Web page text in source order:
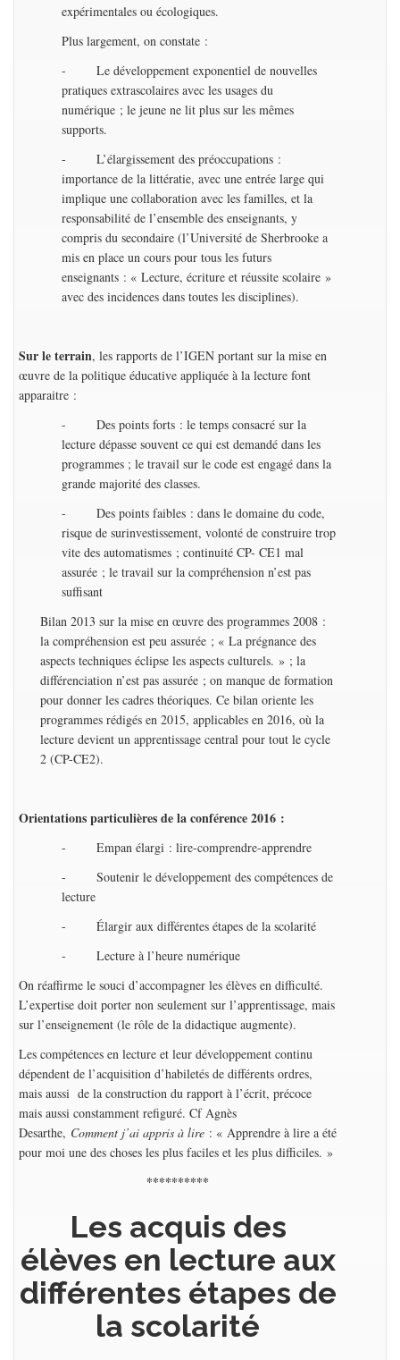
expérimentales ou écologiques.
Plus largement, on constate :
- Le développement exponentiel de nouvelles
pratiques extrascolaires avec les usages du
numérique ; le jeune ne lit plus sur les mêmes
supports.
- L’élargissement des préoccupations :
importance de la littératie, avec une entrée large qui
implique une collaboration avec les familles, et la
responsabilité de l’ensemble des enseignants, y
compris du secondaire (l’Université de Sherbrooke a
mis en place un cours pour tous les futurs
enseignants : « Lecture, écriture et réussite scolaire »
avec des incidences dans toutes les disciplines).
Sur le terrain, les rapports de l’IGEN portant sur la mise en
œuvre de la politique éducative appliquée à la lecture font
apparaitre :
- Des points forts : le temps consacré sur la
lecture dépasse souvent ce qui est demandé dans les
programmes ; le travail sur le code est engagé dans la
grande majorité des classes.
- Des points faibles : dans le domaine du code,
risque de surinvestissement, volonté de construire trop
vite des automatismes ; continuité CP- CE1 mal
assurée ; le travail sur la compréhension n’est pas
suffisant
Bilan 2013 sur la mise en œuvre des programmes 2008 :
la compréhension est peu assurée ; « La prégnance des
aspects techniques éclipse les aspects culturels. » ; la
différenciation n’est pas assurée ; on manque de formation
pour donner les cadres théoriques. Ce bilan oriente les
programmes rédigés en 2015, applicables en 2016, où la
lecture devient un apprentissage central pour tout le cycle
2 (CP-CE2).
Orientations particulières de la conférence 2016 :
- Empan élargi : lire-comprendre-apprendre
- Soutenir le développement des compétences de
lecture
- Élargir aux différentes étapes de la scolarité
- Lecture à l’heure numérique
On réaffirme le souci d’accompagner les élèves en difficulté.
L’expertise doit porter non seulement sur l’apprentissage, mais
sur l’enseignement (le rôle de la didactique augmente).
Les compétences en lecture et leur développement continu
dépendent de l’acquisition d’habiletés de différents ordres,
mais aussi de la construction du rapport à l’écrit, précoce
mais aussi constamment refiguré. Cf Agnès
Desarthe, Comment j’ai appris à lire : « Apprendre à lire a été
pour moi une des choses les plus faciles et les plus difficiles. »
**********
Les acquis des
élèves en lecture aux
différentes étapes de
la scolarité